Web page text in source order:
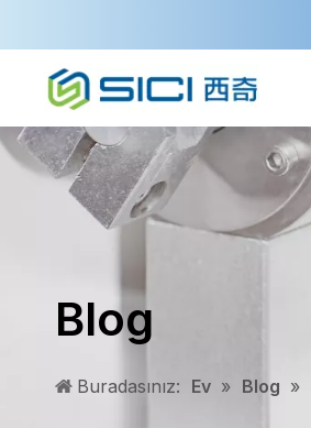
Blog
Buradasınız: Ev » Blog »